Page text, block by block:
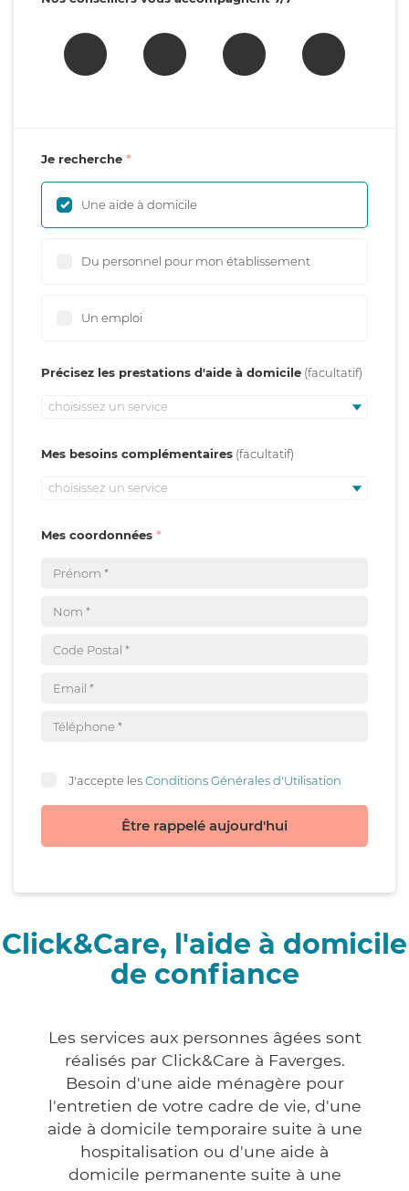
Je recherche
Une aide à domicile
Du personnel pour mon établissement
Un emploi
Précisez les prestations d'aide à domicile
choisissez un service
Mes besoins complémentaires
choisissez un service
Mes coordonnées
J'accepte lesConditions Générales d'Utilisation
Être rappelé aujourd'hui
Click&Care, l'aide à domicile
de confiance
Les services aux personnes âgées sont
réalisés par Click&Care à Faverges.
Besoin d'une aide ménagère pour
l'entretien de votre cadre de vie, d'une
aide à domicile temporaire suite à une
hospitalisation ou d'une aide à
domicile permanente suite à une